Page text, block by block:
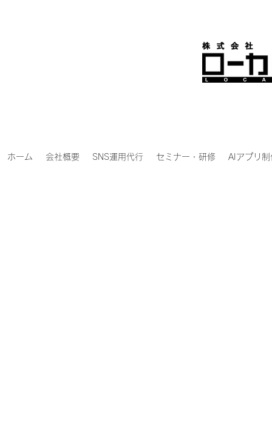
ホーム 会社概要 SNS運用代行 セミナー・研修 AIアプリ制